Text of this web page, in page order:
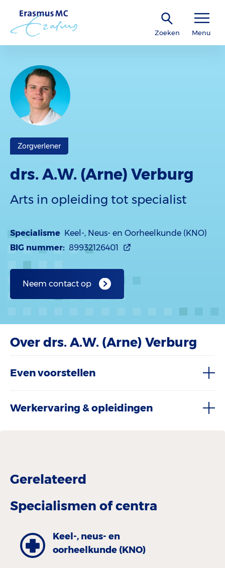
Zoeken Menu
Zorgverlener
drs. A.W. (Arne) Verburg
Arts in opleiding tot specialist
Specialisme Keel-, Neus- en Oorheelkunde (KNO)
BIG nummer: 89932126401
Neem contact op
Over drs. A.W. (Arne) Verburg
Even voorstellen
Werkervaring & opleidingen
Gerelateerd
Specialismen of centra
Keel-, neus- en
oorheelkunde (KNO)